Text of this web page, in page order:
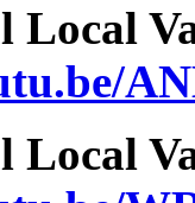
Local
Local